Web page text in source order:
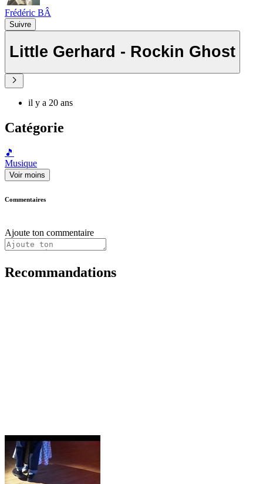
Frédéric BÂ
Suivre
Little Gerhard - Rockin Ghost
il y a 20 ans
Catégorie
🎵
Musique
Voir moins
Commentaires
Ajoute ton commentaire
Recommandations